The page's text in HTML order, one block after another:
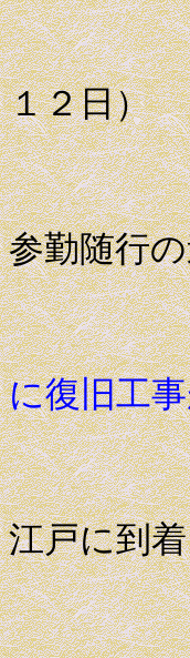
７月
１２日）
７月
参勤随行
７
に復旧工
藩
江戸に到
平